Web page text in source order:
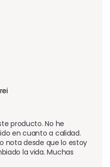
producto. No he
en cuanto a calidad.
nota desde que lo estoy
la vida. Muchas